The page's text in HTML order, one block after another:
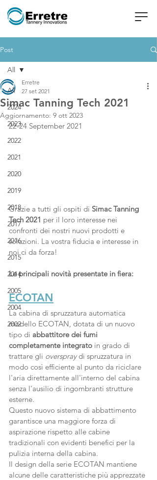
Post
All
2024
2023
2022
2021
2020
2019
2018
2017
2016
2015
2014
2005
2004
2002
All
Simac Tanning Tech 2021
Erretre
27 set 2021
Aggiornamento: 9 ott 2023
22-24 September 2021
Grazie a tutti gli ospiti di Simac Tanning
Tech 2021 per il loro interesse nei
confronti dei nostri nuovi prodotti e
soluzioni. La vostra fiducia e interesse in
noi ci da forza!
Le principali novità presentate in fiera:
ECOTAN
La cabina di spruzzatura automatica
modello ECOTAN, dotata di un nuovo
tipo di abbattitore dei fumi
completamente integrato in grado di
trattare gli overspray di spruzzatura in
modo così efficiente al punto da riciclare
l'aria direttamente all'interno del cabina
senza l'ausilio di ingombranti strutture
esterne.
Questo nuovo sistema di abbattimento
garantisce una maggiore forza di
aspirazione rispetto alle cabine
tradizionali con evidenti benefici per la
pulizia interna della cabina.
Il design della serie ECOTAN mantiene
alcune delle caratteristiche più apprezzate